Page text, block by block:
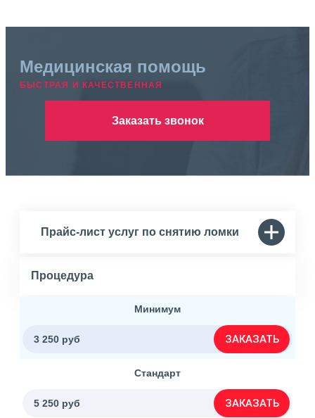
Медицинская помощь
БЫСТРАЯ И КАЧЕСТВЕННАЯ
Заказать звонок
Прайс-лист услуг по снятию ломки
Процедура
Минимум
3 250 руб ЗАКАЗАТЬ
Стандарт
5 250 руб ЗАКАЗАТЬ